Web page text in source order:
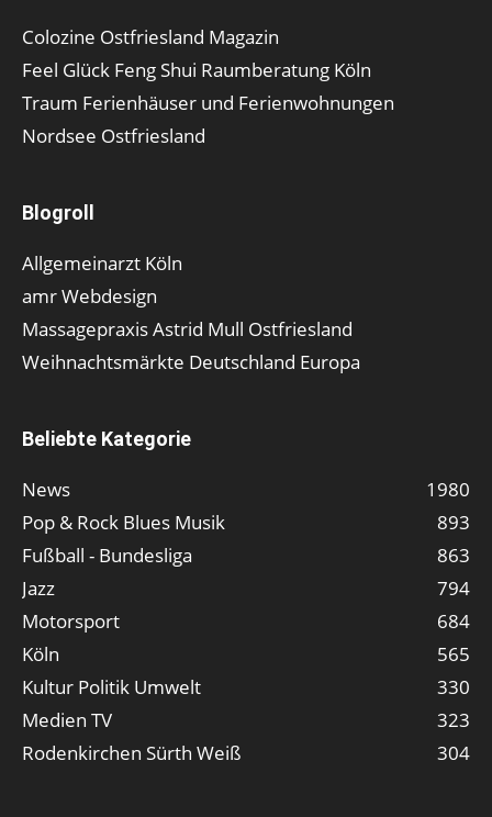
Colozine Ostfriesland Magazin
Feel Glück Feng Shui Raumberatung Köln
Traum Ferienhäuser und Ferienwohnungen
Nordsee Ostfriesland
Blogroll
Allgemeinarzt Köln
amr Webdesign
Massagepraxis Astrid Mull Ostfriesland
Weihnachtsmärkte Deutschland Europa
Beliebte Kategorie
News
1980
Pop & Rock Blues Musik
893
Fußball - Bundesliga
863
Jazz
794
Motorsport
684
Köln
565
Kultur Politik Umwelt
330
Medien TV
323
Rodenkirchen Sürth Weiß
304